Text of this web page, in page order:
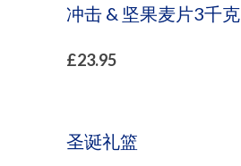
冲击 & 坚果麦片3千克
£23.95
圣诞礼篮